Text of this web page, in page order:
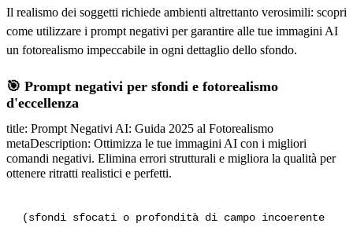
Il realismo dei soggetti richiede ambienti altrettanto verosimili: scopri
come utilizzare i prompt negativi per garantire alle tue immagini AI
un fotorealismo impeccabile in ogni dettaglio dello sfondo.
🎯 Prompt negativi per sfondi e fotorealismo
d'eccellenza
title: Prompt Negativi AI: Guida 2025 al Fotorealismo
metaDescription: Ottimizza le tue immagini AI con i migliori
comandi negativi. Elimina errori strutturali e migliora la qualità per
ottenere ritratti realistici e perfetti.
(sfondi sfocati o profondità di campo incoerente